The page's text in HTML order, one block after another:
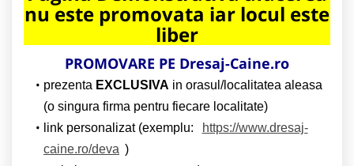
nu este promovata iar locul este
liber
PROMOVARE PE Dresaj-Caine.ro
prezenta EXCLUSIVA in orasul/localitatea aleasa
(o singura firma pentru fiecare localitate)
link personalizat (exemplu:
https://www.dresaj-
caine.ro/deva )